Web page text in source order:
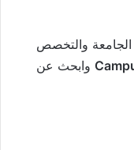
الجامعة والتخصص
وابحث عن